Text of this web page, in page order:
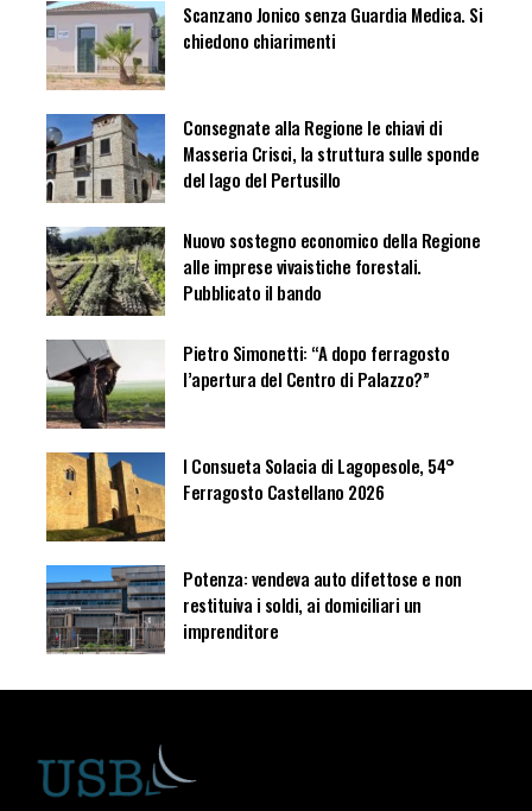
Scanzano Jonico senza Guardia Medica. Si
chiedono chiarimenti
Consegnate alla Regione le chiavi di
Masseria Crisci, la struttura sulle sponde
del lago del Pertusillo
Nuovo sostegno economico della Regione
alle imprese vivaistiche forestali.
Pubblicato il bando
Pietro Simonetti: “A dopo ferragosto
l’apertura del Centro di Palazzo?”
I Consueta Solacia di Lagopesole, 54°
Ferragosto Castellano 2026
Potenza: vendeva auto difettose e non
restituiva i soldi, ai domiciliari un
imprenditore